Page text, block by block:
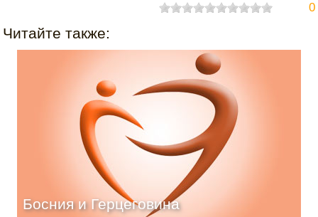
0
Читайте также:
Босния и Герцеговина